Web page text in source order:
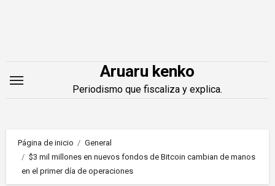
Aruaru kenko
Periodismo que fiscaliza y explica.
Página de inicio
General
$3 mil millones en nuevos fondos de Bitcoin cambian de manos
en el primer día de operaciones